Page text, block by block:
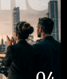
05
El error